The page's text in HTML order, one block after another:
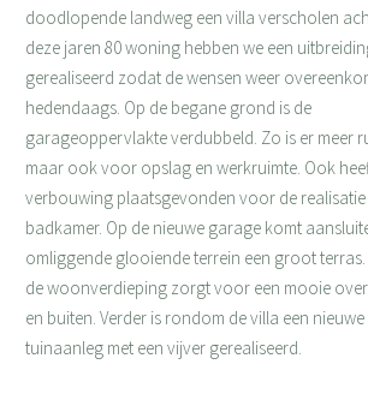
doodlopende landweg een villa verscholen
deze jaren 80 woning hebben we een
gerealiseerd zodat de wensen weer
hedendaags. Op de begane grond is de
garageoppervlakte verdubbeld. Zo is er meer
maar ook voor opslag en werkruimte. Ook
verbouwing plaatsgevonden voor de realisatie
badkamer. Op de nieuwe garage komt
omliggende glooiende terrein een groot
de woonverdieping zorgt voor een mooie
en buiten. Verder is rondom de villa een
tuinaanleg met een vijver gerealiseerd.